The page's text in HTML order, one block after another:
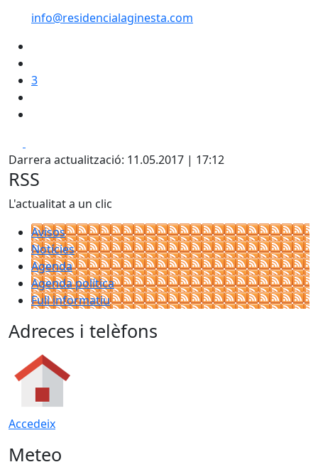
info@residencialaginesta.com
3
Darrera actualització: 11.05.2017 | 17:12
RSS
L'actualitat a un clic
Avisos
Notícies
Agenda
Agenda política
Full informatiu
Adreces i telèfons
Accedeix
Meteo